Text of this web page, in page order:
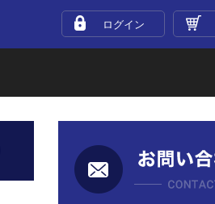
ログイン